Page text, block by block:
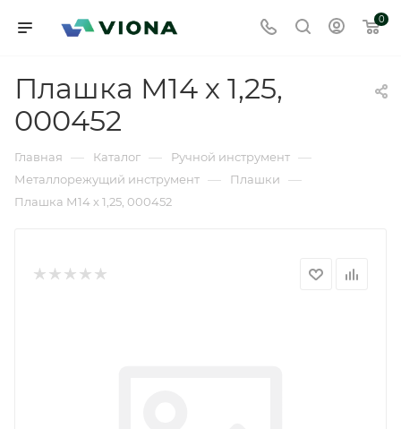
0
Плашка М14 х 1,25,
000452
Главная — Каталог — Ручной инструмент —
Металлорежущий инструмент — Плашки —
Плашка М14 х 1,25, 000452